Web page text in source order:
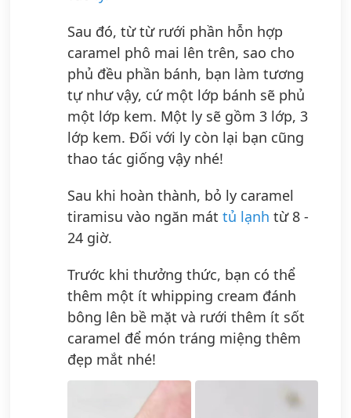
Sau đó, từ từ rưới phần hỗn hợp
caramel phô mai lên trên, sao cho
phủ đều phần bánh, bạn làm tương
tự như vậy, cứ một lớp bánh sẽ phủ
một lớp kem. Một ly sẽ gồm 3 lớp, 3
lớp kem. Đối với ly còn lại bạn cũng
thao tác giống vậy nhé!
Sau khi hoàn thành, bỏ ly caramel
tiramisu vào ngăn mát tủ lạnh từ 8 -
24 giờ.
Trước khi thưởng thức, bạn có thể
thêm một ít whipping cream đánh
bông lên bề mặt và rưới thêm ít sốt
caramel để món tráng miệng thêm
đẹp mắt nhé!